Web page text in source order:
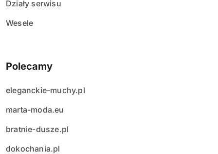
Działy serwisu
Wesele
Polecamy
eleganckie-muchy.pl
marta-moda.eu
bratnie-dusze.pl
dokochania.pl